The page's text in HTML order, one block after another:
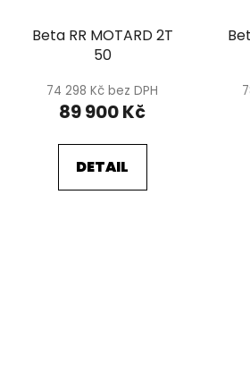
Beta RR MOTARD 2T
50
74 298 Kč bez DPH
89 900 Kč
DETAIL